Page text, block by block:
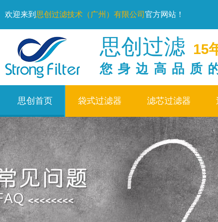
欢迎来到 思创过滤技术（广州）有限公司 官方网站！
思创过滤 15
您身边高品质
思创首页 袋式过滤器 滤芯过滤器